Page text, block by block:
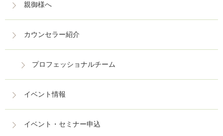
親御様へ
カウンセラー紹介
プロフェッショナルチーム
イベント情報
イベント・セミナー申込